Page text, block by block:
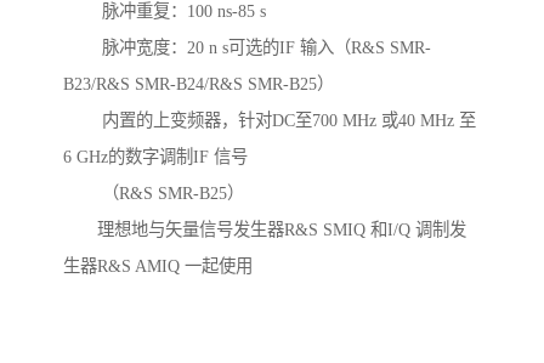
脉冲重复：100 ns-85 s
脉冲宽度：20 n s可选的IF 输入（R&S SMR-
B23/R&S SMR-B24/R&S SMR-B25）
内置的上变频器，针对DC至700 MHz 或40 MHz 至
6 GHz的数字调制IF 信号
（R&S SMR-B25）
理想地与矢量信号发生器R&S SMIQ 和I/Q 调制发
生器R&S AMIQ 一起使用